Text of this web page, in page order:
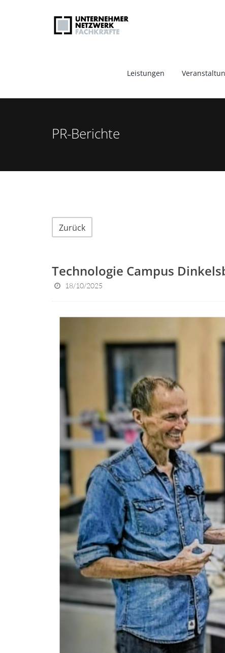
Leistungen
PR-Berichte
Zurück
Technologie Campus
18/10/2025